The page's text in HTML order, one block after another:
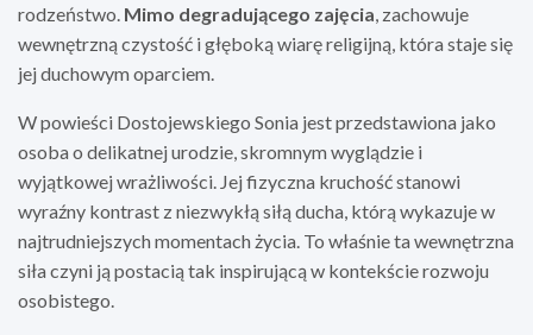
rodzeństwo. Mimo degradującego zajęcia , zachowuje
wewnętrzną czystość i głęboką wiarę religijną, która staje się
jej duchowym oparciem.
W powieści Dostojewskiego Sonia jest przedstawiona jako
osoba o delikatnej urodzie, skromnym wyglądzie i
wyjątkowej wrażliwości. Jej fizyczna kruchość stanowi
wyraźny kontrast z niezwykłą siłą ducha, którą wykazuje w
najtrudniejszych momentach życia. To właśnie ta wewnętrzna
siła czyni ją postacią tak inspirującą w kontekście rozwoju
osobistego.